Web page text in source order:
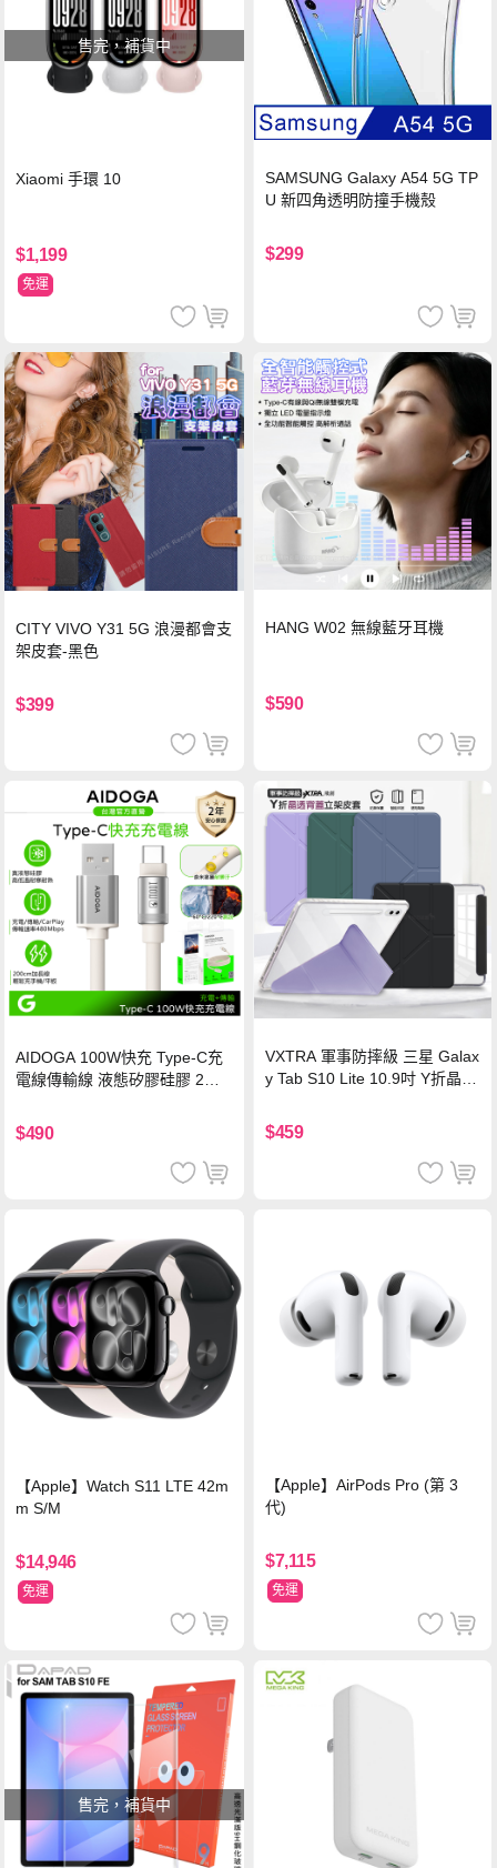
售完，補貨中
Xiaomi 手環 10
$1,199
免運
SAMSUNG Galaxy A54 5G TP
U 新四角透明防撞手機殼
$299
CITY VIVO Y31 5G 浪漫都會支
架皮套-黑色
$399
HANG W02 無線藍牙耳機
$590
AIDOGA 100W快充 Type-C充
電線傳輸線 液態矽膠硅膠 2M
$490
VXTRA 軍事防摔級 三星 Galax
y Tab S10 Lite 10.9吋 Y折晶透
$459
【Apple】Watch S11 LTE 42m
m S/M
$14,946
免運
【Apple】AirPods Pro (第 3
代)
$7,115
免運
售完，補貨中